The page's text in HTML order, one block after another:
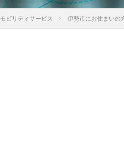
ビリティサービス 伊勢市にお住まいの